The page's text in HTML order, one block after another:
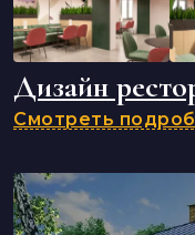
Дизайн
Смотреть